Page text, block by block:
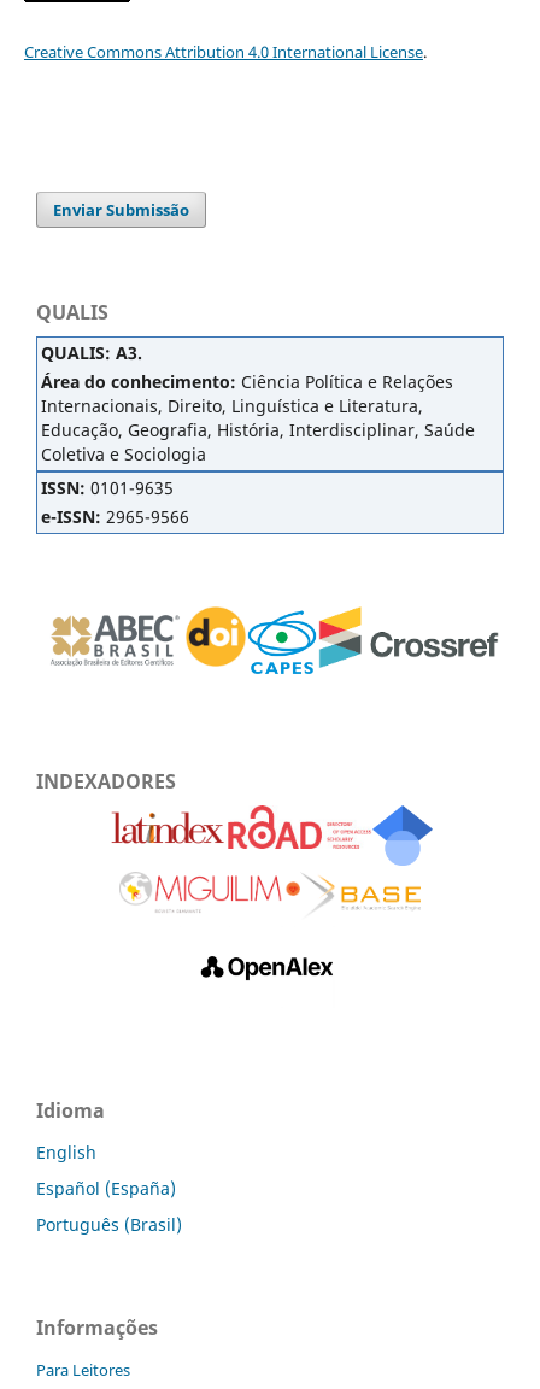
Creative Commons Attribution 4.0 International License.
Enviar Submissão
QUALIS
QUALIS: A3.
Área do conhecimento: Ciência Política e Relações
Internacionais, Direito, Linguística e Literatura,
Educação, Geografia, História, Interdisciplinar, Saúde
Coletiva e Sociologia
ISSN: 0101-9635
e-ISSN: 2965-9566
INDEXADORES
Idioma
English
Español (España)
Português (Brasil)
Informações
Para Leitores